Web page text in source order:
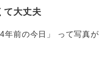
て大丈夫
前の今日」 って写真が